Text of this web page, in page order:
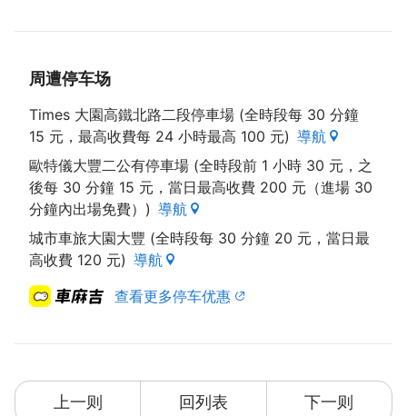
-----”Thank you, have a good night”
每天发生在豆子一家的事情，都让我们充满期待。让我
们看到，您出发前
第一次来到台湾的
欣喜，也让我们看到您旅行完想要回家的心情。 当我
们看到’每一个你‘从
世界的任何一个角落飞到台湾的时候，所带给我们的感
触都是收获。同时
，我们也希望在这里留下您对台湾的最後印象。这是一
对流浪夫妻回到台
啡聊聊是非吧.........
周遭停车场
Times 大園高鐵北路二段停車場 (全時段每 30 分鐘
15 元，最高收費每 24 小時最高 100 元) 導航
歐特儀大豐二公有停車場 (全時段前 1 小時 30 元，之
後每 30 分鐘 15 元，當日最高收費 200 元（進場 30
分鐘內出場免費）) 導航
城市車旅大園大豐 (全時段每 30 分鐘 20 元，當日最
高收費 120 元) 導航
查看更多停车优惠
上一则 回列表 下一则